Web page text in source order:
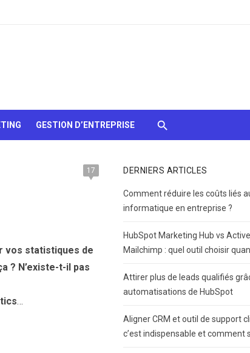
chocolats…
GESTION D’ENTREPRISE
17
vos statistiques de
? N’existe-t-il pas
…
DERNIERS ARTICLES
Comment réduire les coûts liés
informatique en entreprise ?
HubSpot Marketing Hub vs
Mailchimp : quel outil choisir
Attirer plus de leads qualifiés
automatisations de HubSpot
Aligner CRM et outil de support
c’est indispensable et comment